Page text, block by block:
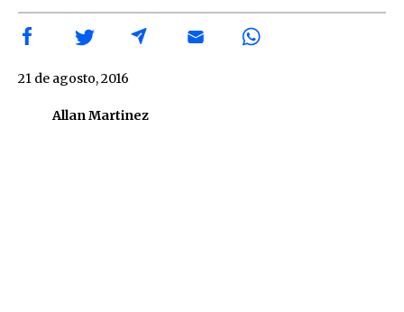
Allan Martinez
21 de agosto, 2016